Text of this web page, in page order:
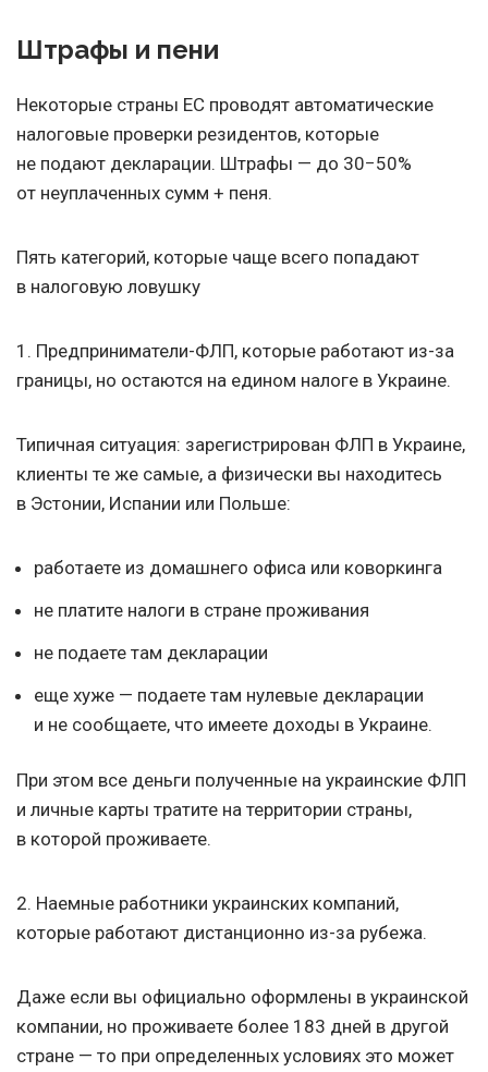
Штрафы и пени
Некоторые страны ЕС проводят автоматические
налоговые проверки резидентов, которые
не подают декларации. Штрафы — до 30−50%
от неуплаченных сумм + пеня.
Пять категорий, которые чаще всего попадают
в налоговую ловушку
1. Предприниматели-ФЛП, которые работают из-за
границы, но остаются на едином налоге в Украине.
Типичная ситуация: зарегистрирован ФЛП в Украине,
клиенты те же самые, а физически вы находитесь
в Эстонии, Испании или Польше:
работаете из домашнего офиса или коворкинга
не платите налоги в стране проживания
не подаете там декларации
еще хуже — подаете там нулевые декларации
и не сообщаете, что имеете доходы в Украине.
При этом все деньги полученные на украинские ФЛП
и личные карты тратите на территории страны,
в которой проживаете.
2. Наемные работники украинских компаний,
которые работают дистанционно из-за рубежа.
Даже если вы официально оформлены в украинской
компании, но проживаете более 183 дней в другой
стране — то при определенных условиях это может